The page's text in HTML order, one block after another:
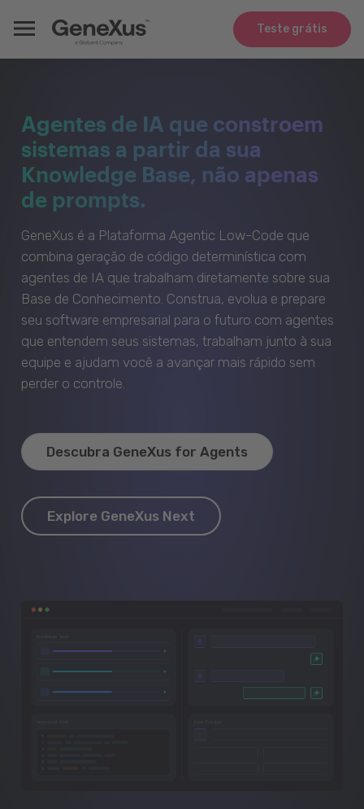
Teste grátis
Agentes de IA que constroem
sistemas a partir da sua
Knowledge Base, não apenas
de prompts.
GeneXus é a Plataforma Agentic Low-Code que
combina geração de código determinística com
agentes de IA que trabalham diretamente sobre sua
Base de Conhecimento. Construa, evolua e prepare
seu software empresarial para o futuro com agentes
que entendem seus sistemas, trabalham junto à sua
equipe e ajudam você a avançar mais rápido sem
perder o controle.
Descubra GeneXus for Agents
Explore GeneXus Next